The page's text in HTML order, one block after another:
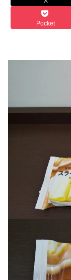
Pocket